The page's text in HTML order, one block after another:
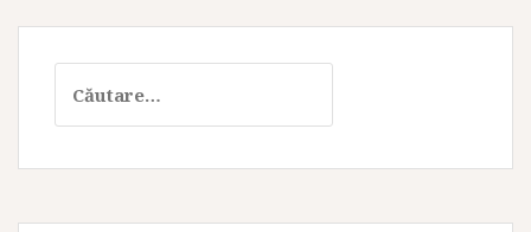
după: